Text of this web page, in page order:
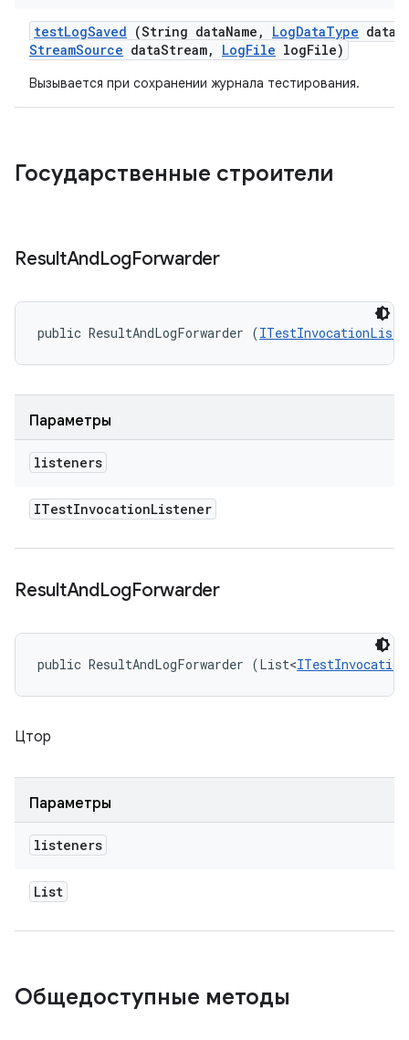
testLogSaved (String dataName , LogDataType data
StreamSource dataStream, LogFile logFile)
Вызывается при сохранении журнала тестирования.
Государственные строители
ResultAndLogForwarder
public ResultAndLogForwarder (
Параметры
listeners
ITestInvocationListener
ResultAndLogForwarder
public ResultAndLogForwarder (List<
Цтор
Параметры
listeners
List
Общедоступные методы